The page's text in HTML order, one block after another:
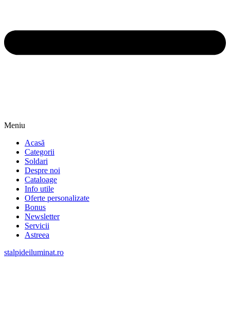
Meniu
Acasă
Categorii
Soldari
Despre noi
Cataloage
Info utile
Oferte personalizate
Bonus
Newsletter
Servicii
Astreea
stalpideiluminat.ro